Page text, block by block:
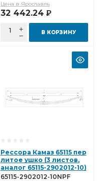
Цена в Ярославль
32 442.24 Р
В КОРЗИНУ
Рессора Камаз 65115 пер
литое ушко (3 листов,
аналог 65115-2902012-10)
L=1960мм НПФ 65115-
65115-2902012-10NPF